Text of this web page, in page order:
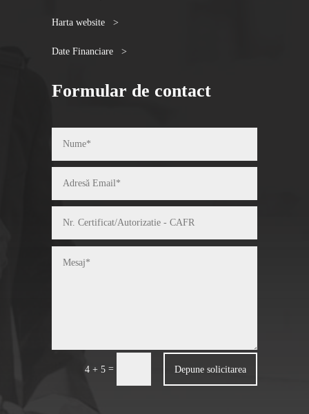
Harta website >
Date Financiare >
Formular de contact
4 + 5 = Depune solicitarea